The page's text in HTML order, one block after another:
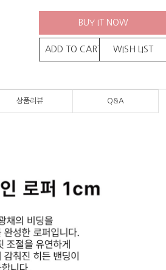
BUY IT NOW
ADD TO CART WISH LIST
상품리뷰 Q&A